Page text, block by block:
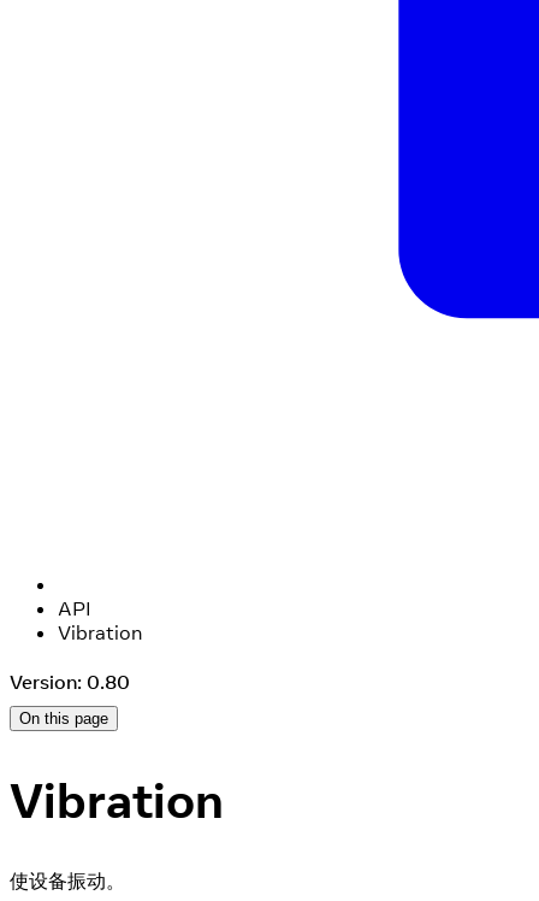
API
Vibration
Version: 0.80
On this page
Vibration
使设备振动。